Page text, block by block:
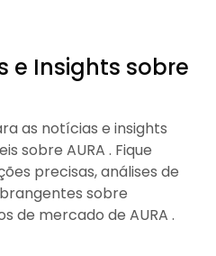
e Insights sobre
as notícias e insights
sobre AURA . Fique
precisas, análises de
sobre
de mercado de AURA .